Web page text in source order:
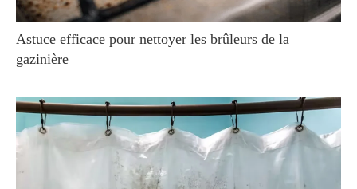
Astuce efficace pour nettoyer les brûleurs de la
gazinière